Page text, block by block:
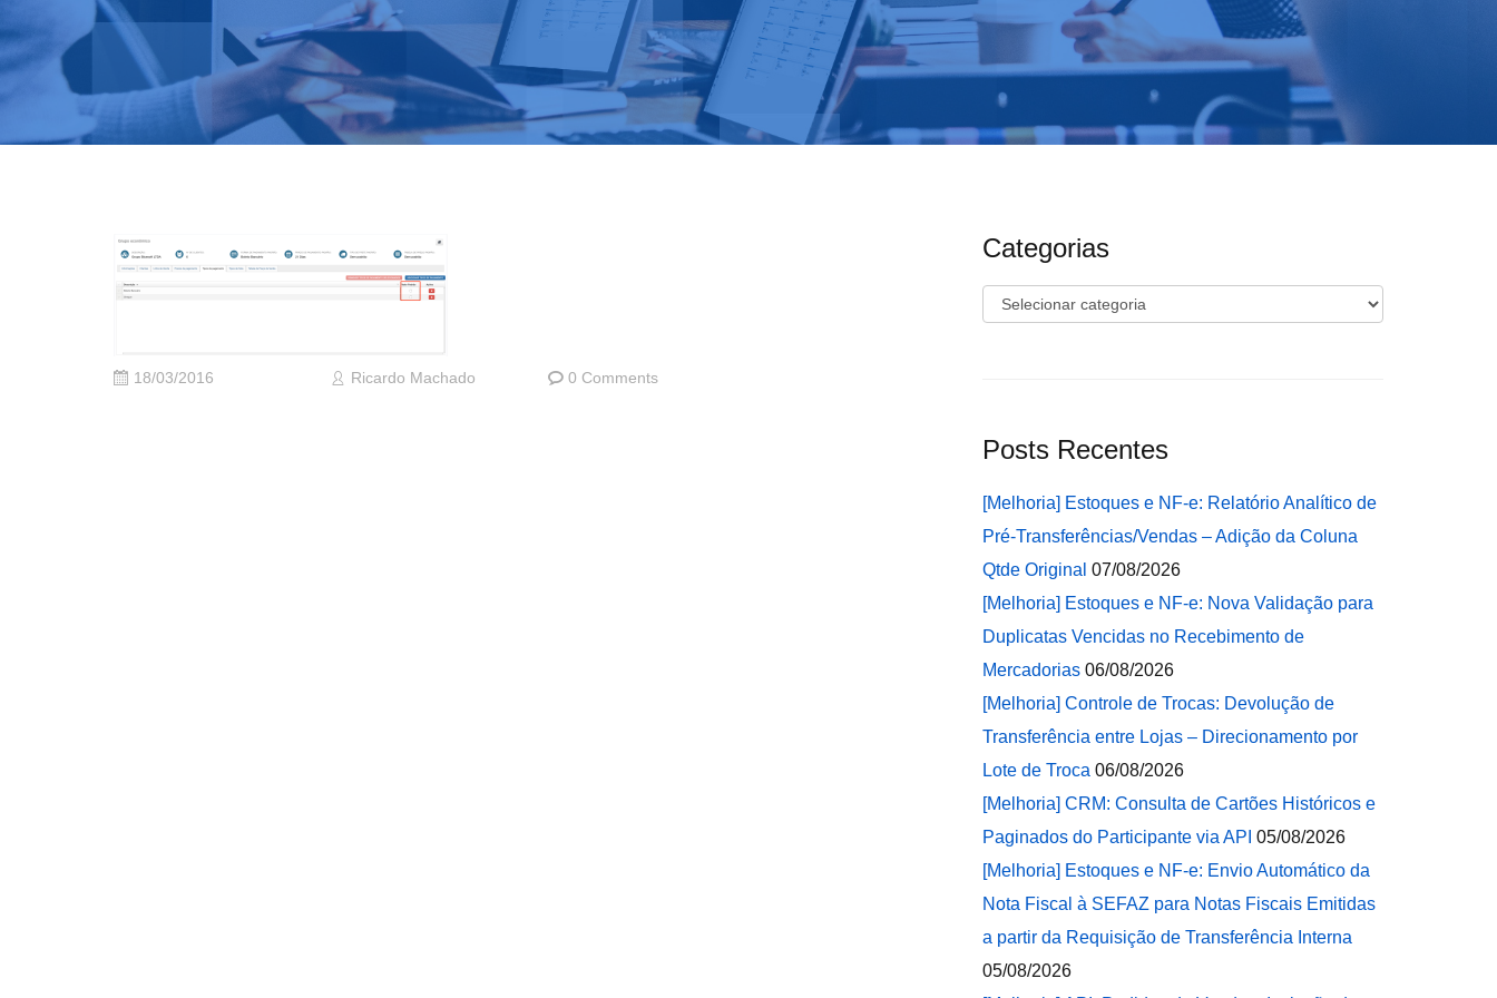
18/03/2016 Ricardo Machado 0 Comments
Categorias
Categorias
Posts Recentes
[Melhoria] Estoques e NF-e: Relatório Analítico de
Pré-Transferências/Vendas – Adição da Coluna
Qtde Original 07/08/2026
[Melhoria] Estoques e NF-e: Nova Validação para
Duplicatas Vencidas no Recebimento de
Mercadorias 06/08/2026
[Melhoria] Controle de Trocas: Devolução de
Transferência entre Lojas – Direcionamento por
Lote de Troca 06/08/2026
[Melhoria] CRM: Consulta de Cartões Históricos e
Paginados do Participante via API 05/08/2026
[Melhoria] Estoques e NF-e: Envio Automático da
Nota Fiscal à SEFAZ para Notas Fiscais Emitidas
a partir da Requisição de Transferência Interna
05/08/2026